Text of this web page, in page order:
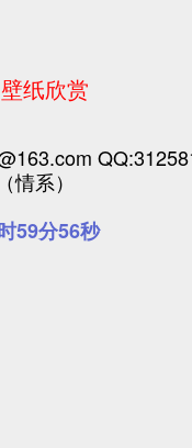
壁纸欣赏
情系）
59分57秒